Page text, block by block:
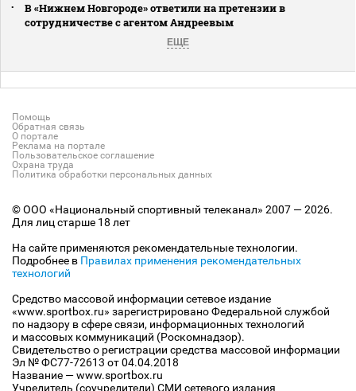
В «Нижнем Новгороде» ответили на претензии в
сотрудничестве с агентом Андреевым
ЕЩЕ
Помощь
Обратная связь
О портале
Реклама на портале
Пользовательское соглашение
Охрана труда
Политика обработки персональных данных
© ООО «Национальный спортивный телеканал» 2007 — 2026.
Для лиц старше 18 лет
На сайте применяются рекомендательные технологии.
Подробнее в Правилах применения рекомендательных
технологий
Средство массовой информации сетевое издание
«www.sportbox.ru» зарегистрировано Федеральной службой
по надзору в сфере связи, информационных технологий
и массовых коммуникаций (Роскомнадзор).
Свидетельство о регистрации средства массовой информации
Эл № ФС77-72613 от 04.04.2018
Название — www.sportbox.ru
Учредитель (соучредители) СМИ сетевого издания